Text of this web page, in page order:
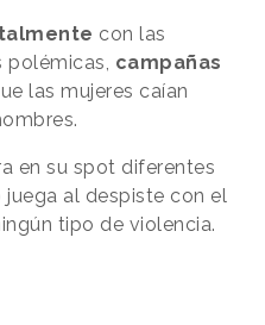
con las
polémicas, campañas
las mujeres caían
en su spot diferentes
juega al despiste con el
tipo de violencia.